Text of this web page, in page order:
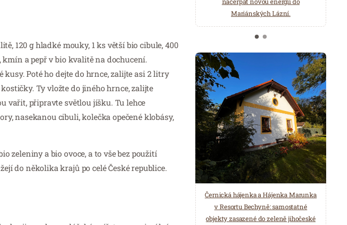
120 g hladké mouky, 1 ks větší bio cibule, 400
kmín a pepř v bio kvalitě na dochucení.
Poté ho dejte do hrnce, zalijte asi 2 litry
Ty vložte do jiného hrnce, zalijte
vařit, připravte světlou jíšku. Tu lehce
nasekanou cibuli, kolečka opečené klobásy,
zeleniny a bio ovoce, a to vše bez použití
do několika krajů po celé České republice.
Mariánských Lázní.
ochlazení.
Černická hájenka a Hájenka Marunka
v Resortu Bechyně: samostatné
objekty zasazené do zeleně jihočeské